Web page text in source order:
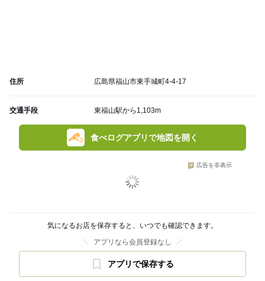
住所 広島県福山市東手城町4-4-17
交通手段 東福山駅から1,103m
食べログアプリで地図を開く
広告を非表示
気になるお店を保存すると、いつでも確認できます。
アプリなら会員登録なし
アプリで保存する